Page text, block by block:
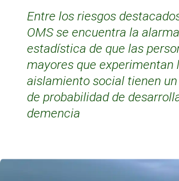
Entre los riesgos
OMS se encuentra la
estadística de que las
mayores que experimentan
aislamiento social tienen un
de probabilidad de
demencia